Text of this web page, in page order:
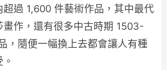
過 1,600 件藝術作品，其中最代
畫作，還有很多中古時期 1503-
，隨便一幅換上去都會讓人有種